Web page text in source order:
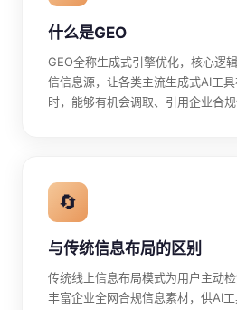
什么是GEO
GEO全称生成式引擎优化，核心逻
信信息源，让各类主流生成式AI工
时，能够有机会调取、引用企业合规
🔄
与传统信息布局的区别
传统线上信息布局模式为用户主动
丰富企业全网合规信息素材，供AI